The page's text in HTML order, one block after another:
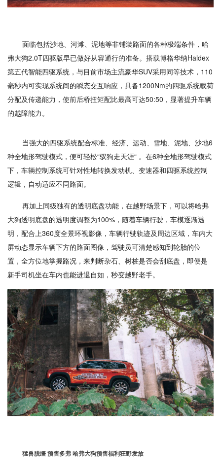
面临包括沙地、河滩、泥地等非铺装路面的各种极端条件，哈
弗大狗2.0T四驱版早已做好从容通行的准备。搭载博格华纳Haldex
第五代智能四驱系统，与目前市场主流豪华SUV采用同等技术，110
毫秒内可实现系统间的瞬态交互响应，具备1200Nm的四驱系统载荷
分配及传递能力，使前后桥扭矩配比最高可达50:50，显著提升车辆
的越障能力。
当强大的四驱系统配合标准、经济、运动、雪地、泥地、沙地6
种全地形驾驶模式，便可轻松“驭狗走天涯“ 。在6种全地形驾驶模式
下，车辆控制系统可针对性地转换发动机、变速器和四驱系统控制
逻辑，自动适应不同路面。
再加上同级独有的透明底盘功能，在越野场景下，可以将哈弗
大狗透明底盘的透明度调整为100%，随着车辆行驶，车模逐渐透
明，配合上360度全景环视影像，车辆行驶轨迹及周边区域，车内大
屏动态显示车辆下方的路面图像，驾驶员可清楚感知到轮胎的位
置，全方位地掌握路况，来判断杂石、树桩是否会刮底盘，即便是
新手司机坐在车内也能进退自如，秒变越野老手。
猛兽脱缰 预售多弗 哈弗大狗预售福利狂野发放